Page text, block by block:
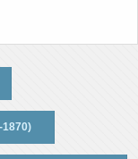
1870)